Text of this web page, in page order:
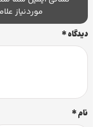
موردنیاز
دیدگاه*
نام*